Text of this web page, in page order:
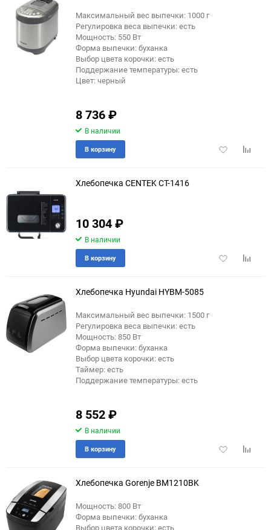
еще 5 фото
Максимальный вес выпечки: 1000 г
Регулировка веса выпечки: есть
Мощность: 550 Вт
Форма выпечки: буханка
Выбор цвета корочки: есть
Поддержание температуры: есть
Цвет: черный
8 736₽
В наличии
Добавить
В корзину
Хлебопечка CENTEK CT-1416
10 304₽
В наличии
Добавить
В корзину
Хлебопечка Hyundai HYBM-5085
Максимальный вес выпечки: 1500 г
Регулировка веса выпечки: есть
Мощность: 850 Вт
Форма выпечки: буханка
Выбор цвета корочки: есть
Таймер: есть
Поддержание температуры: есть
8 552₽
В наличии
Добавить
В корзину
Хлебопечка Gorenje BM1210BK
Мощность: 800 Вт
Форма выпечки: буханка
Выбор цвета корочки: есть